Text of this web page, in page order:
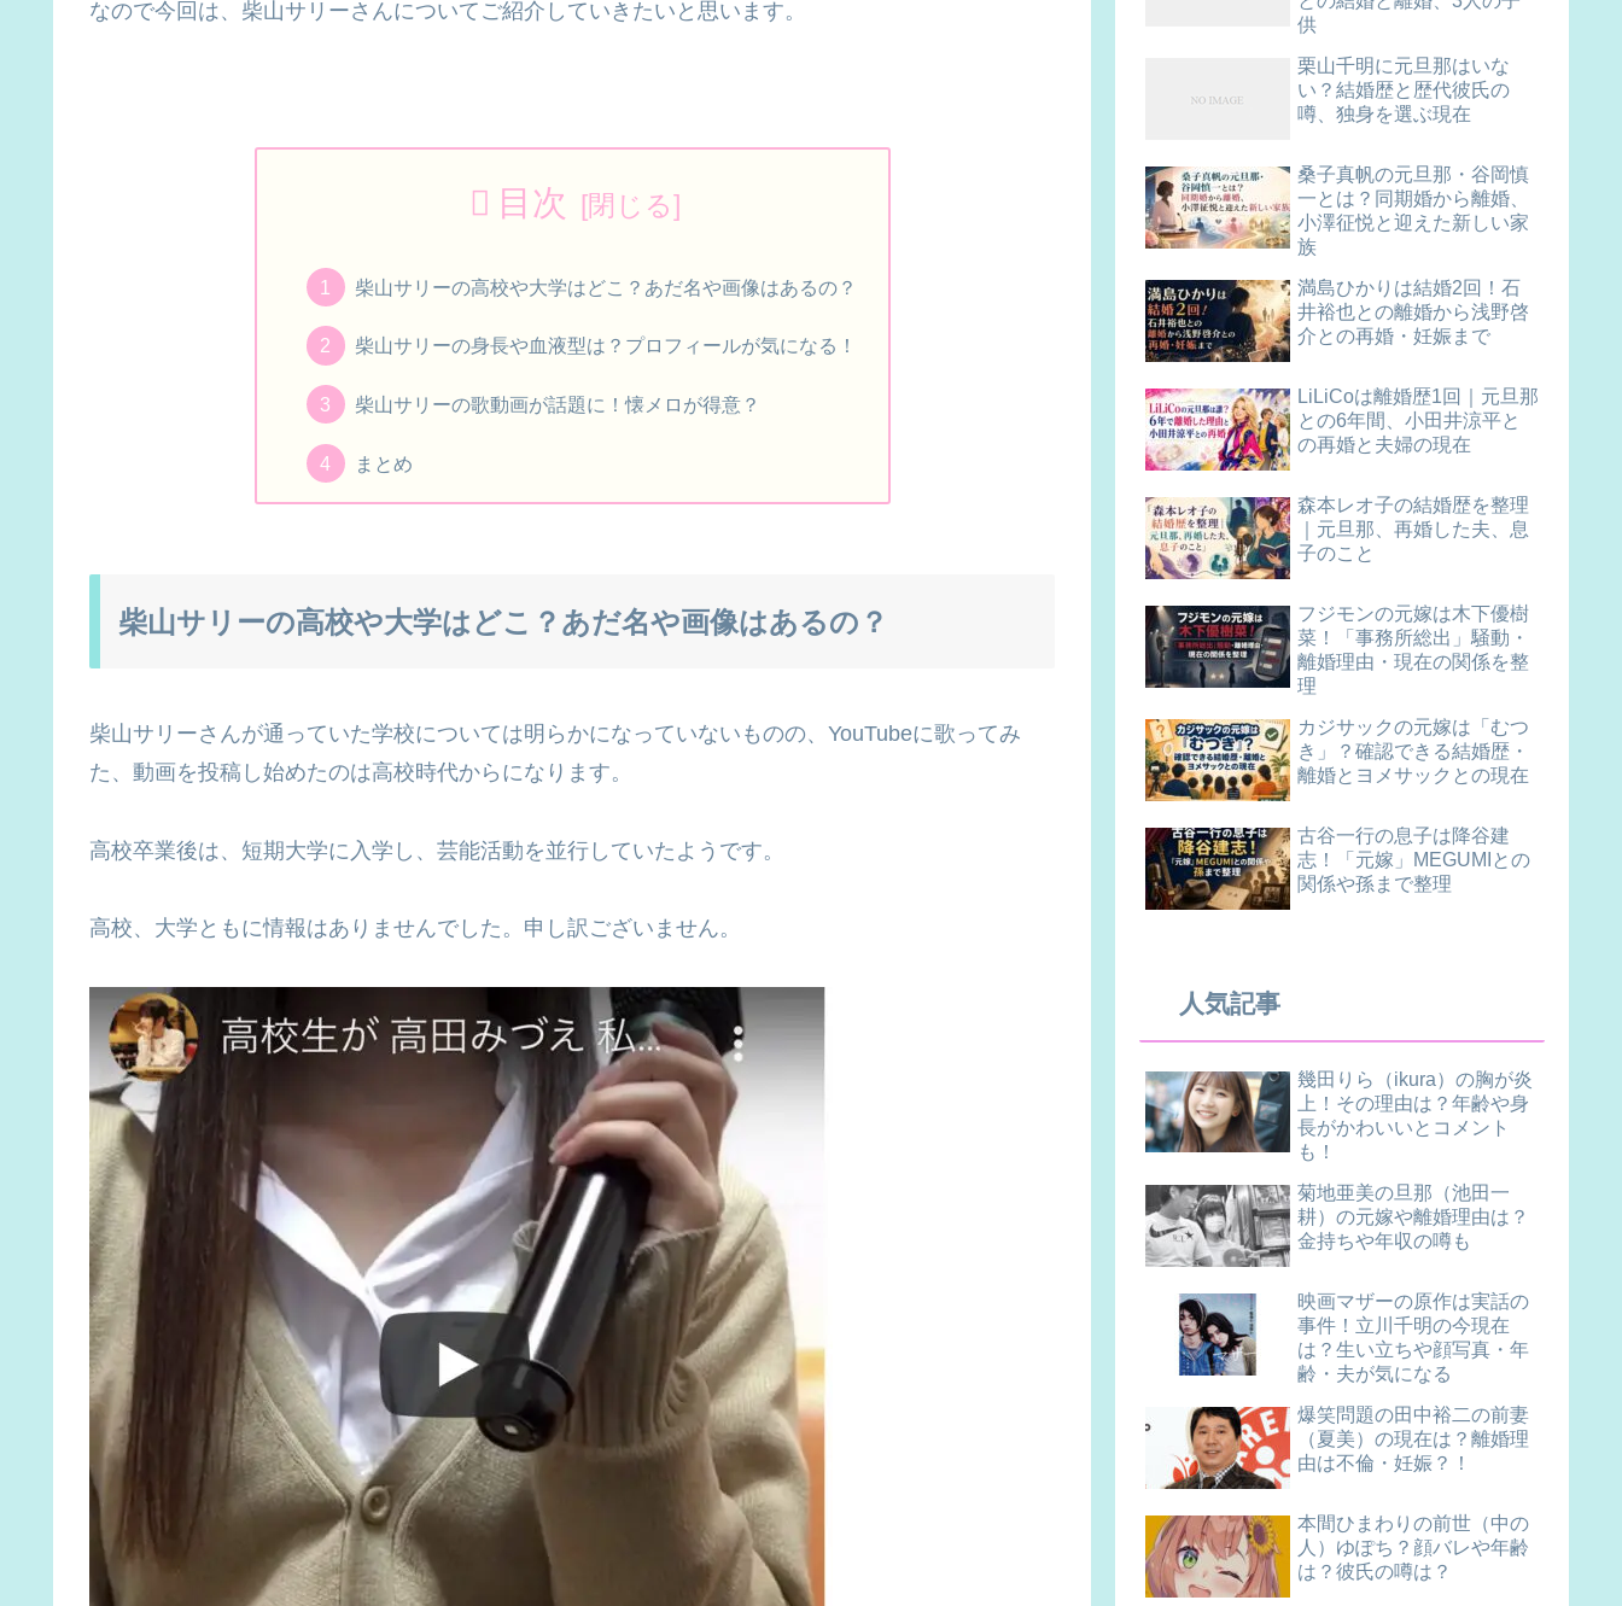
なので今回は、柴山サリーさんについてご紹介していきたいと思います。
目次
柴山サリーの高校や大学はどこ？あだ名や画像はあるの？
柴山サリーの身長や血液型は？プロフィールが気になる！
柴山サリーの歌動画が話題に！懐メロが得意？
まとめ
柴山サリーの高校や大学はどこ？あだ名や画像はあるの？
柴山サリーさんが通っていた学校については明らかになっていないものの、YouTubeに歌ってみ
た、動画を投稿し始めたのは高校時代からになります。
高校卒業後は、短期大学に入学し、芸能活動を並行していたようです。
高校、大学ともに情報はありませんでした。申し訳ございません。
供
栗山千明に元旦那はいな
い？結婚歴と歴代彼氏の
噂、独身を選ぶ現在
桑子真帆の元旦那・谷岡慎
一とは？同期婚から離婚、
小澤征悦と迎えた新しい家
族
満島ひかりは結婚2回！石
井裕也との離婚から浅野啓
介との再婚・妊娠まで
LiLiCoは離婚歴1回｜元旦那
との6年間、小田井涼平と
の再婚と夫婦の現在
森本レオ子の結婚歴を整理
｜元旦那、再婚した夫、息
子のこと
フジモンの元嫁は木下優樹
菜！「事務所総出」騒動・
離婚理由・現在の関係を整
理
カジサックの元嫁は「むつ
き」？確認できる結婚歴・
離婚とヨメサックとの現在
古谷一行の息子は降谷建
志！「元嫁」MEGUMIとの
関係や孫まで整理
人気記事
幾田りら（ikura）の胸が炎
上！その理由は？年齢や身
長がかわいいとコメント
も！
菊地亜美の旦那（池田一
耕）の元嫁や離婚理由は？
金持ちや年収の噂も
映画マザーの原作は実話の
事件！立川千明の今現在
は？生い立ちや顔写真・年
齢・夫が気になる
爆笑問題の田中裕二の前妻
（夏美）の現在は？離婚理
由は不倫・妊娠？！
本間ひまわりの前世（中の
人）ゆぽち？顔バレや年齢
は？彼氏の噂は？